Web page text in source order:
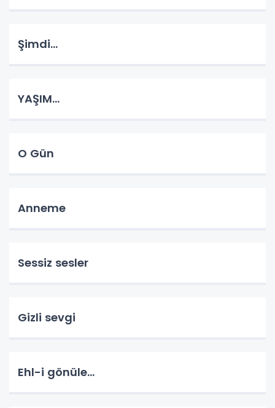
Şimdi...
YAŞIM...
O Gün
Anneme
Sessiz sesler
Gizli sevgi
Ehl-i gönüle...